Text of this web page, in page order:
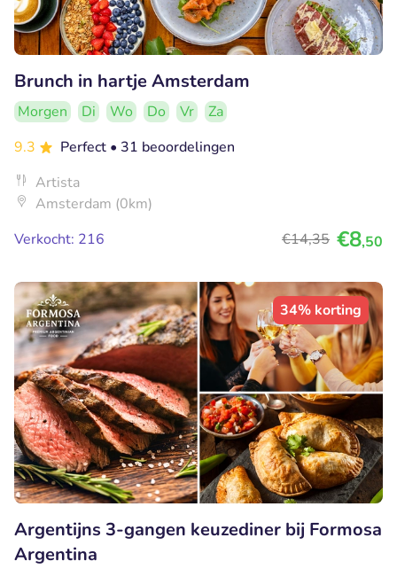
Brunch in hartje Amsterdam
Morgen Di Wo Do Vr
Za
9.3
Perfect • 31 beoordelingen
Artista
Amsterdam (0km)
Verkocht: 216
€14,35 €8,50
34% korting
Argentijns 3-gangen keuzediner bij Formosa
Argentina